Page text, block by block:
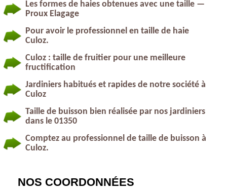
Les formes de haies obtenues avec une taille —
Proux Elagage
Pour avoir le professionnel en taille de haie
Culoz.
Culoz : taille de fruitier pour une meilleure
fructification
Jardiniers habitués et rapides de notre société à
Culoz
Taille de buisson bien réalisée par nos jardiniers
dans le 01350
Comptez au professionnel de taille de buisson à
Culoz.
NOS COORDONNÉES